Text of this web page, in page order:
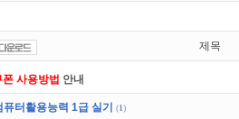
제목
폰 사용방법 안내
폰 사용방법안내
퓨터활용능력 1급 실기 (1)